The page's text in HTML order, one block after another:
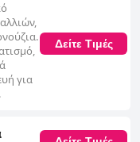
για
Δείτε Τιμές